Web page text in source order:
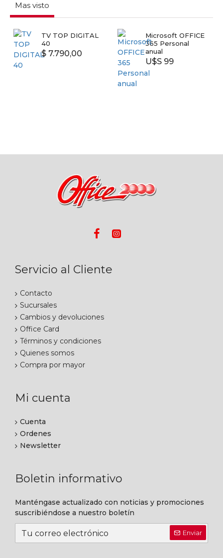
Mas visto
TV TOP DIGITAL
40
$ 7.790,00
Microsoft OFFICE
365 Personal
anual
U$S 99
Servicio al Cliente
Contacto
Sucursales
Cambios y devoluciones
Office Card
Términos y condiciones
Quienes somos
Compra por mayor
Mi cuenta
Cuenta
Ordenes
Newsletter
Boletin informativo
Manténgase actualizado con noticias y promociones
suscribiéndose a nuestro boletín
Enviar